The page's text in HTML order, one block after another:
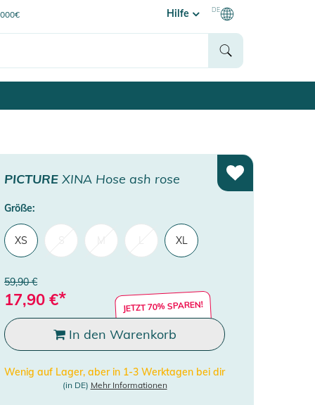
Hilfe DE
PICTURE XINA Hose ash rose
Größe:
XS XL
59,90 €
17,90 €* JETZT 70% SPAREN!
In den Warenkorb
Wenig auf Lager, aber in 1-3 Werktagen bei dir
(in DE) Mehr Informationen